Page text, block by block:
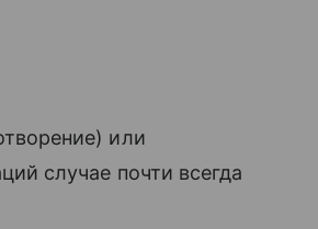
или
случае почти всегда